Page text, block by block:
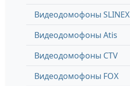
Видеодомофоны SLINEX
Видеодомофоны Atis
Видеодомофоны CTV
Видеодомофоны FOX